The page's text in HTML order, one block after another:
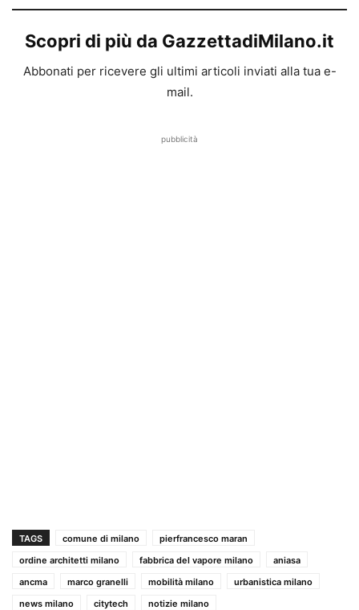
Scopri di più da GazzettadiMilano.it
Abbonati per ricevere gli ultimi articoli inviati alla tua e-
mail.
pubblicità
TAGS comune di milano
pierfrancesco maran
ordine architetti milano
fabbrica del vapore milano
aniasa
ancma
marco granelli mobilità milano
urbanistica milano
news milano
citytech notizie milano